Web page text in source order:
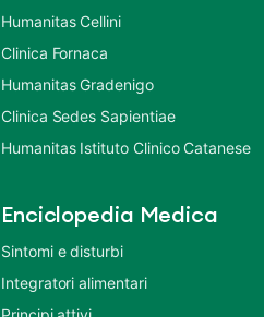
Humanitas Cellini
Clinica Fornaca
Humanitas Gradenigo
Clinica Sedes Sapientiae
Humanitas Istituto Clinico Catanese
Enciclopedia Medica
Sintomi e disturbi
Integratori alimentari